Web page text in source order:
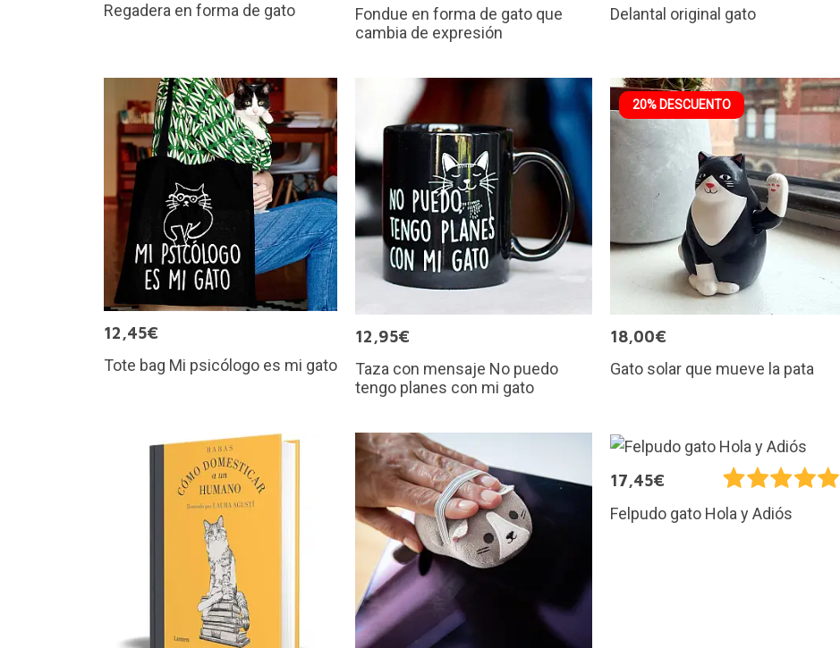
Regadera en forma de gato
Fondue en forma de gato que
cambia de expresión
Delantal original gato
12,45€
Tote bag Mi psicólogo es mi gato
12,95€
Taza con mensaje No puedo
tengo planes con mi gato
20% DESCUENTO
18,00€
Gato solar que mueve la pata
17,45€
Felpudo gato Hola y Adiós